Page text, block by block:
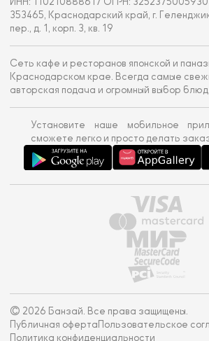
353465, Краснодарский край, г.
пер., д. 1, корп. 3, кв. 19
Сеть кафе и ресторанов японской и
Краснодарском крае. Всегда самые
авторская подача и огромный выбор блюд
Установите наше мобильное
сможете легко и просто делать
© 2026 Банзай. Все права защищены.
Публичная оферта Пользовательское
Политика конфиденциальности